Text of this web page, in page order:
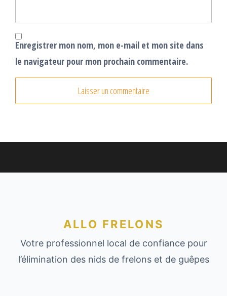
Enregistrer mon nom, mon e-mail et mon site dans
le navigateur pour mon prochain commentaire.
ALLO FRELONS
Votre professionnel local de confiance pour
l’élimination des nids de frelons et de guêpes